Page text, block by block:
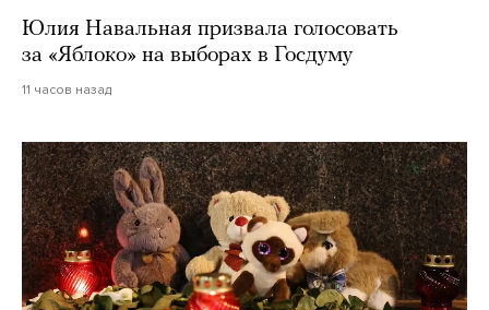
Юлия Навальная призвала голосовать
за «Яблоко» на выборах в Госдуму
11 часов назад